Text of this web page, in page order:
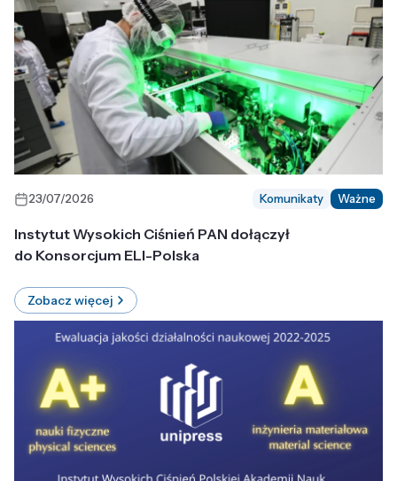
23/07/2026 Komunikaty Ważne
Instytut Wysokich Ciśnień PAN dołączył
do Konsorcjum ELI-Polska
Zobacz więcej